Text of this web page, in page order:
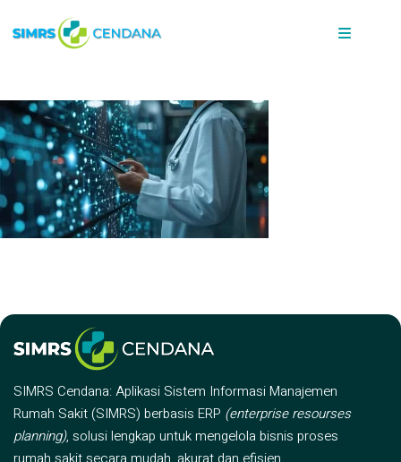
SIMRS Cendana: Aplikasi Sistem Informasi Manajemen
Rumah Sakit (SIMRS) berbasis ERP (enterprise resourses
planning), solusi lengkap untuk mengelola bisnis proses